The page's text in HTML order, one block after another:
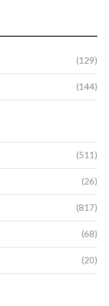
(129)
(144)
(511)
(26)
(817)
(68)
(20)